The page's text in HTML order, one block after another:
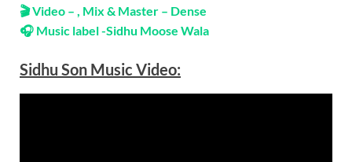
🎬 Video – , Mix & Master – Dense
🎧 Music label -Sidhu Moose Wala
Sidhu Son Music Video: